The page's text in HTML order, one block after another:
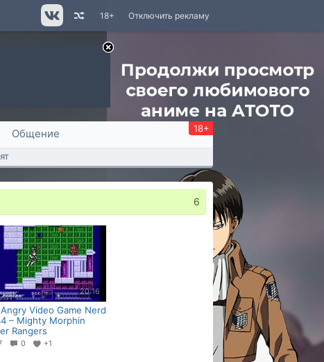
Отключить рекламу
18+
Общение 18+
6
20:16
Video Game Nerd
– Mighty Morphin
Rangers
0 +1